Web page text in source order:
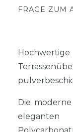
FRAGE ZUM
Die